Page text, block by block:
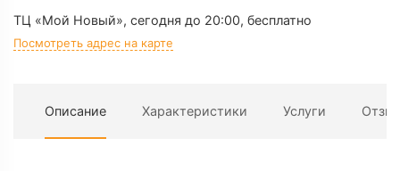
ТЦ «Мой Новый», сегодня до 20:00, бесплатно
Посмотреть адрес на карте
Описание Характеристики Услуги